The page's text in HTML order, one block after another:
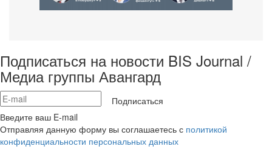
Подписаться на новости BIS Journal /
Медиа группы Авангард
Подписаться
Введите ваш E-mail
Отправляя данную форму вы соглашаетесь с политикой
конфиденциальности персональных данных